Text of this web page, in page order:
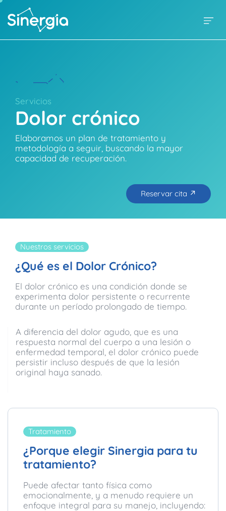
Servicios
Dolor crónico
Elaboramos un plan de tratamiento y
metodología a seguir, buscando la mayor
capacidad de recuperación.
Reservar cita ↗
Nuestros servicios
¿Qué es el Dolor Crónico?
El dolor crónico es una condición donde se
experimenta dolor persistente o recurrente
durante un período prolongado de tiempo.
A diferencia del dolor agudo, que es una
respuesta normal del cuerpo a una lesión o
enfermedad temporal, el dolor crónico puede
persistir incluso después de que la lesión
original haya sanado.
Tratamiento
¿Porque elegir Sinergia para tu
tratamiento?
Puede afectar tanto física como
emocionalmente, y a menudo requiere un
enfoque integral para su manejo, incluyendo: